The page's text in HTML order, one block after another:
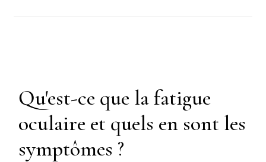
Qu'est-ce que la fatigue
oculaire et quels en sont les
symptômes ?